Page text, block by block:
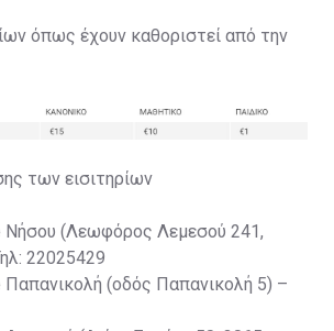
όπως έχουν καθοριστεί από την
των εισιτηρίων
Νήσου (Λεωφόρος Λεμεσού 241,
22025429
Παπανικολή (οδός Παπανικολή 5) –